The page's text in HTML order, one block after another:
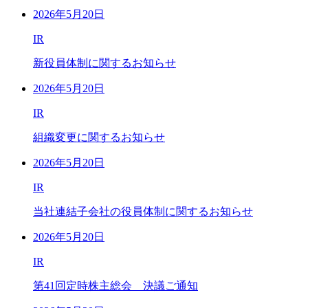
2026年5月20日
IR
新役員体制に関するお知らせ
2026年5月20日
IR
組織変更に関するお知らせ
2026年5月20日
IR
当社連結子会社の役員体制に関するお知らせ
2026年5月20日
IR
第41回定時株主総会 決議ご通知